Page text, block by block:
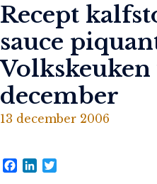
Recept
sauce
Volkskeuken
december
13 december 2006
Facebook
LinkedIn